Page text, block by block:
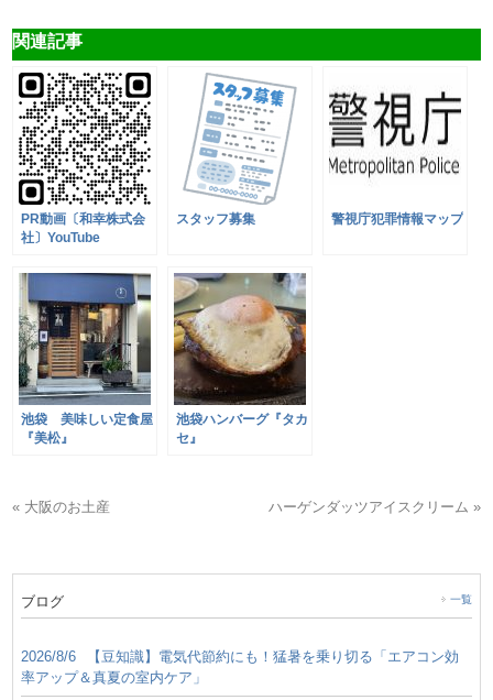
関連記事
PR動画〔和幸株式会
社〕YouTube
スタッフ募集 警視庁犯罪情報マップ
池袋 美味しい定食屋
『美松』
池袋ハンバーグ『タカ
セ』
« 大阪のお土産 ハーゲンダッツアイスクリーム »
ブログ 一覧
2026/8/6
【豆知識】電気代節約にも！猛暑を乗り切る「エアコン効
率アップ＆真夏の室内ケア」